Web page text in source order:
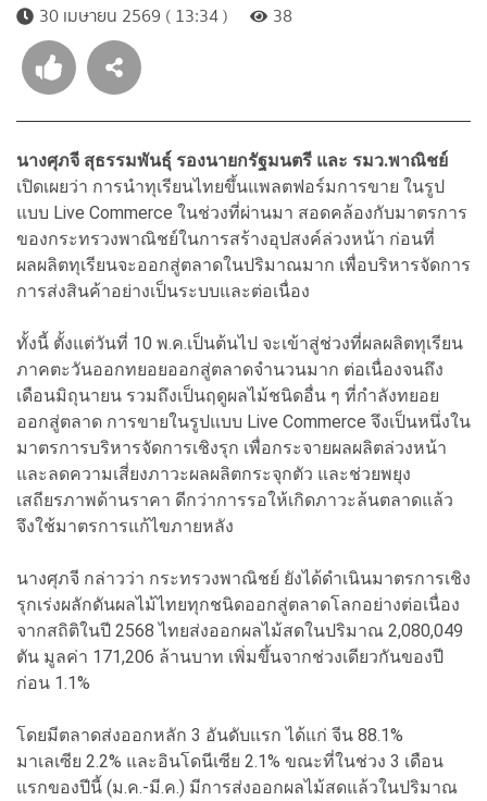
30 เมษายน 2569 ( 13:34 )
38
นางศุภจี สุธรรมพันธุ์ รองนายกรัฐมนตรี และ รมว.พาณิชย์
เปิดเผยว่า การนำทุเรียนไทยขึ้นแพลตฟอร์มการขาย ในรูป
แบบ Live Commerce ในช่วงที่ผ่านมา สอดคล้องกับมาตรการ
ของกระทรวงพาณิชย์ในการสร้างอุปสงค์ล่วงหน้า ก่อนที่
ผลผลิตทุเรียนจะออกสู่ตลาดในปริมาณมาก เพื่อบริหารจัดการ
การส่งสินค้าอย่างเป็นระบบและต่อเนื่อง
ทั้งนี้ ตั้งแต่วันที่ 10 พ.ค.เป็นต้นไป จะเข้าสู่ช่วงที่ผลผลิตทุเรียน
ภาคตะวันออกทยอยออกสู่ตลาดจำนวนมาก ต่อเนื่องจนถึง
เดือนมิถุนายน รวมถึงเป็นฤดูผลไม้ชนิดอื่น ๆ ที่กำลังทยอย
ออกสู่ตลาด การขายในรูปแบบ Live Commerce จึงเป็นหนึ่งใน
มาตรการบริหารจัดการเชิงรุก เพื่อกระจายผลผลิตล่วงหน้า
และลดความเสี่ยงภาวะผลผลิตกระจุกตัว และช่วยพยุง
เสถียรภาพด้านราคา ดีกว่าการรอให้เกิดภาวะล้นตลาดแล้ว
จึงใช้มาตรการแก้ไขภายหลัง
นางศุภจี กล่าวว่า กระทรวงพาณิชย์ ยังได้ดำเนินมาตรการเชิง
รุกเร่งผลักดันผลไม้ไทยทุกชนิดออกสู่ตลาดโลกอย่างต่อเนื่อง
จากสถิติในปี 2568 ไทยส่งออกผลไม้สดในปริมาณ 2,080,049
ตัน มูลค่า 171,206 ล้านบาท เพิ่มขึ้นจากช่วงเดียวกันของปี
ก่อน 1.1%
โดยมีตลาดส่งออกหลัก 3 อันดับแรก ได้แก่ จีน 88.1%
มาเลเซีย 2.2% และอินโดนีเซีย 2.1% ขณะที่ในช่วง 3 เดือน
แรกของปีนี้ (ม.ค.-มี.ค.) มีการส่งออกผลไม้สดแล้วในปริมาณ